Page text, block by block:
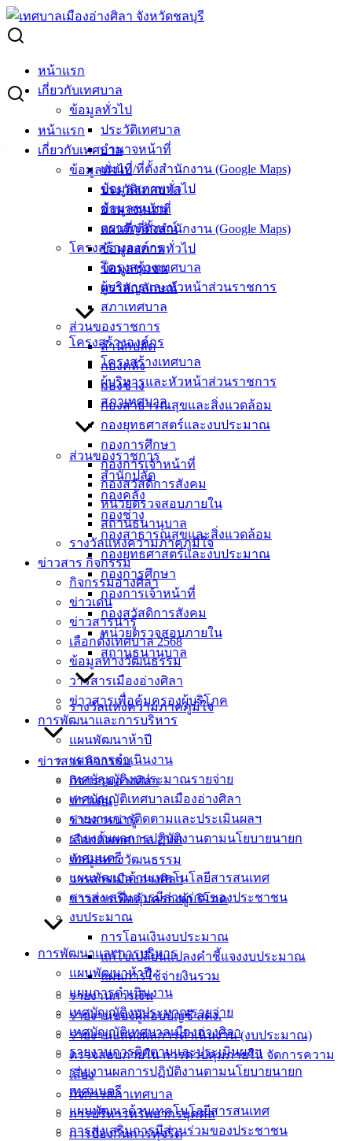
Skip
to
content
หน้าแรก
เกี่ยวกับเทศบาล
ข้อมูลทั่วไป
ประวัติเทศบาล
อำนาจหน้าที่
แผนที่/ที่ตั้งสำนักงาน (Google Maps)
ข้อมูลสภาพทั่วไป
ข้อมูลชุมชน
ตราสัญลักษณ์
โครงสร้างองค์กร
โครงสร้างเทศบาล
ผู้บริหารและหัวหน้าส่วนราชการ
สภาเทศบาล
ส่วนของราชการ
สำนักปลัด
กองคลัง
กองช่าง
กองสาธารณสุขและสิ่งแวดล้อม
กองยุทธศาสตร์และงบประมาณ
กองการศึกษา
กองการเจ้าหน้าที่
กองสวัสดิการสังคม
หน่วยตรวจสอบภายใน
สถานธนานุบาล
รางวัลแห่งความภาคภูมิใจ
ข่าวสาร กิจกรรม
กิจกรรมอ่างศิลา
ข่าวเด่น
ข่าวสารน่ารู้
เลือกตั้งเทศบาล 2568
ข้อมูลทางวัฒนธรรม
วารสารเมืองอ่างศิลา
ข่าวสารเพื่อคุ้มครองผู้บริโภค
การพัฒนาและการบริหาร
แผนพัฒนาห้าปี
แผนการดำเนินงาน
เทศบัญญัติงบประมาณรายจ่าย
เทศบัญญัติเทศบาลเมืองอ่างศิลา
รายงานการติดตามและประเมินผลฯ
รายงานผลการปฏิบัติงานตามนโยบายนายก
เทศมนตรี
แผนพัฒนาด้านเทคโนโลยีสารสนเทศ
การส่งเสริมการมีส่วนร่วมของประชาชน
งบประมาณ
การโอนเงินงบประมาณ
แก้ไขเปลี่ยนแปลงคำชี้แจงงบประมาณ
แผนการใช้จ่ายงินรวม
รายงานการเงิน
รายงานของผู้สอบบัญชี สตง.
รายงานแสดงผลการดำเนินงาน (งบประมาณ)
ตรวจสอบภายใน การควบคุมภายใน จัดการความ
เสี่ยง
กิจการสภาเทศบาล
การบริหารทรัพยากรบุคคล
การป้องกันการทุจริต
หน้าแรก
เกี่ยวกับเทศบาล
ข้อมูลทั่วไป
ประวัติเทศบาล
อำนาจหน้าที่
แผนที่/ที่ตั้งสำนักงาน (Google Maps)
ข้อมูลสภาพทั่วไป
ข้อมูลชุมชน
ตราสัญลักษณ์
โครงสร้างองค์กร
โครงสร้างเทศบาล
ผู้บริหารและหัวหน้าส่วนราชการ
สภาเทศบาล
ส่วนของราชการ
สำนักปลัด
กองคลัง
กองช่าง
กองสาธารณสุขและสิ่งแวดล้อม
กองยุทธศาสตร์และงบประมาณ
กองการศึกษา
กองการเจ้าหน้าที่
กองสวัสดิการสังคม
หน่วยตรวจสอบภายใน
สถานธนานุบาล
รางวัลแห่งความภาคภูมิใจ
ข่าวสาร กิจกรรม
กิจกรรมอ่างศิลา
ข่าวเด่น
ข่าวสารน่ารู้
เลือกตั้งเทศบาล 2568
ข้อมูลทางวัฒนธรรม
วารสารเมืองอ่างศิลา
ข่าวสารเพื่อคุ้มครองผู้บริโภค
การพัฒนาและการบริหาร
แผนพัฒนาห้าปี
แผนการดำเนินงาน
เทศบัญญัติงบประมาณรายจ่าย
เทศบัญญัติเทศบาลเมืองอ่างศิลา
รายงานการติดตามและประเมินผลฯ
รายงานผลการปฏิบัติงานตามนโยบายนายก
เทศมนตรี
แผนพัฒนาด้านเทคโนโลยีสารสนเทศ
การส่งเสริมการมีส่วนร่วมของประชาชน
Search
ประกวดราคา โครงการก่อสร้างถนนคอนกรีตฯ แยกซอยเส้น
แบ่งเขต ชุมชนบ้านสวนหมาก ม.5 ต.บ้านปึก
ประกวดราคา โครงการก่อสร้างถนนคอนก
รีตฯ แยกซอยเส้นแบ่งเขต ชุมชนบ้านสวน
หมาก ม.5 ต.บ้านปึก
สิงหาคม 21, 2024สิงหาคม 22, 2024 vichakarn
ซื้อจัดจ้าง, ประกาศจัดซื้อจัดจ้าง
ถนนคอนกรีตฯ แยกซอยเส้นแบ่งเขต ชุมชนบ้านสวนหมาก
เมืองอ่าง
เทศบาลเมือง
อ.เมือง จ.ชลบุรี
ติดต่อ :
038-
142-100-104
บริการ
ประชาชน
ดาวน์โหลด
แบบ
ฟอร์ม,
เอกสาร
คู่มือ
สำหรับ
ประชาชน/
คู่มือการ
ปฏิบัติ
งาน
ข่าวสาร
น่ารู้
ศุนย์
ข่าวสาร
อิเล็กทรอนิกส์
องค์
ความรู้
(Knowledge
Management)
เทศบาล